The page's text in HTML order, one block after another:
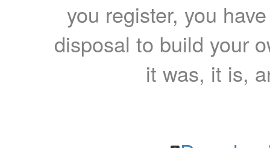
you register, you
disposal to build your
it was, it is,